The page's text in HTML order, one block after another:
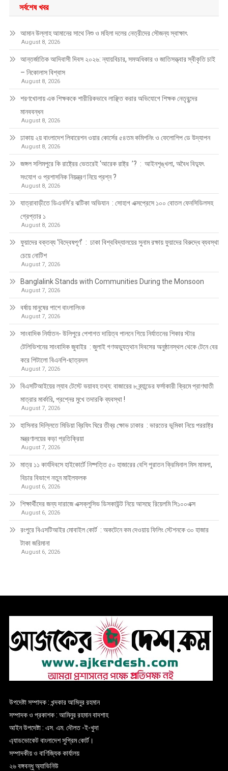
সর্বশেষ খবর
আমান উল্লাহ আমানের সাথে নিশু ও মহিলা দলের নেত্রীদের সৌজন্য স্বাক্ষাৎ
August 8, 2026
আন্তর্জাতিক আদিবাসী দিবস ২০২৬: ন্যায়বিচার, সমঅধিকার ও জাতিসত্ত্বার স্বীকৃতি চাই
– নিকোলাস বিশ্বাস
August 8, 2026
শরণখোলায় এক শিক্ষককে শারীরিকভাবে লাঞ্ছিত করার অভিযোগে শিক্ষক নেতৃবৃন্দের
মানববন্ধন
August 8, 2026
ঢাকায় ২য় বাংলাদেশ লিবারেশন ওয়ার কোর্সের ৫৪তম কমিশনিং ও ফেলোশিপ ডে উদ্‌যাপন
August 8, 2026
জঙ্গল সলিমপুরে কি রাষ্ট্রের ভেতরেই ‘আরেক রাষ্ট্র ’? : আইনশৃঙ্খলা, অবৈধ বিদ্যুৎ
সংযোগ ও প্রশাসনিক নিয়ন্ত্রণ নিয়ে প্রশ্ন ?
August 8, 2026
যাত্রাবাড়ীতে ডিএনসি’র ঝটিকা অভিযান : সোহাগ এক্সপ্রেসে ১০০ বোতল ফেনসিডিলসহ
গ্রেপ্তার ১
August 8, 2026
ফুয়াদের বক্তব্য ‘বিদ্বেষপূর্ণ’ : ঢাকা বিশ্ববিদ্যালয়ের সুনাম রক্ষায় ফুয়াদের বিরুদ্ধে ব্যবস্থা
চেয়ে নোটিশ
August 7, 2026
Banglalink Stands with Communities During the Monsoon
August 7, 2026
বর্ষায় মানুষের পাশে বাংলালিংক
August 7, 2026
সাংবাদিক নির্যাতন- উলিপুরে পেশাগত দায়িত্ব পালনে গিয়ে নির্যাতনের শিকার স্টার
টেলিভিশনের সাংবাদিক জুবাইর : জুলাই গণঅভ্যুত্থান দিবসের অনুষ্ঠানস্থল থেকে টেনে বের
করে পিটালো বিএনপি-ছাত্রদল
August 7, 2026
বিএসটিআইয়ের ল্যাব টেস্টে ভয়াবহ তথ্য: বাজারের ৮ ব্র্যান্ডের ফর্সাকারী ক্রিমে প্রাণঘাতী
মাত্রার মার্কারি, প্রশ্নের মুখে তদারকি ব্যবস্থা !
August 7, 2026
হাসিনার দিল্লিতে মিডিয়া ব্রিফিং ঘিরে তীব্র ক্ষোভ ঢাকার : ভারতের ভূমিকা নিয়ে পররাষ্ট্র
মন্ত্রণালয়ের কড়া প্রতিক্রিয়া
August 7, 2026
মাত্র ১১ কার্যদিবসে হাইকোর্টে নিষ্পত্তি ৫০ হাজারের বেশি পুরাতন ক্রিমিনাল মিস মামলা,
বিচার বিভাগে নতুন মাইলফলক
August 6, 2026
শিক্ষার্থীদের জন্য দারাজে এক্সক্লুসিভ ডিসকাউন্ট নিয়ে আসছে রিয়েলমি সি১০০এক্স
August 6, 2026
রংপুরে বিএসটিআইর মোবাইল কোর্ট : অকটেনে কম দেওয়ায় ফিলিং স্টেশনকে ৩০ হাজার
টাকা জরিমানা
August 6, 2026
উপদেষ্টা সম্পাদক : খন্দকার আমিনুর রহমান
সম্পাদক ও প্রকাশক : আমিনুর রহমান বাদশাহ
আইন উপদেষ্টা : এস. এম. দৌলত -ই-খুদা
এ্যাডভোকেট বাংলাদেশ সুপ্রিম কোর্ট।
সম্পাদকীয় ও বাণিজ্যিক কার্যালয়
২৬ বঙ্গবন্ধু অ্যাভিনিউ